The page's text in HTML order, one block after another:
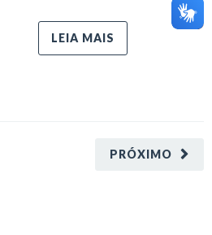
LEIA MAIS
PRÓXIMO